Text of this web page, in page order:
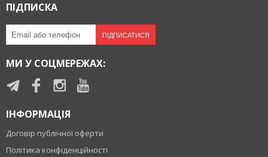
ПІДПИСКА
ПІДПИСАТИСЯ
МИ У СОЦМЕРЕЖАХ:
ІНФОРМАЦІЯ
Договір публічної оферти
Політика конфіденційності